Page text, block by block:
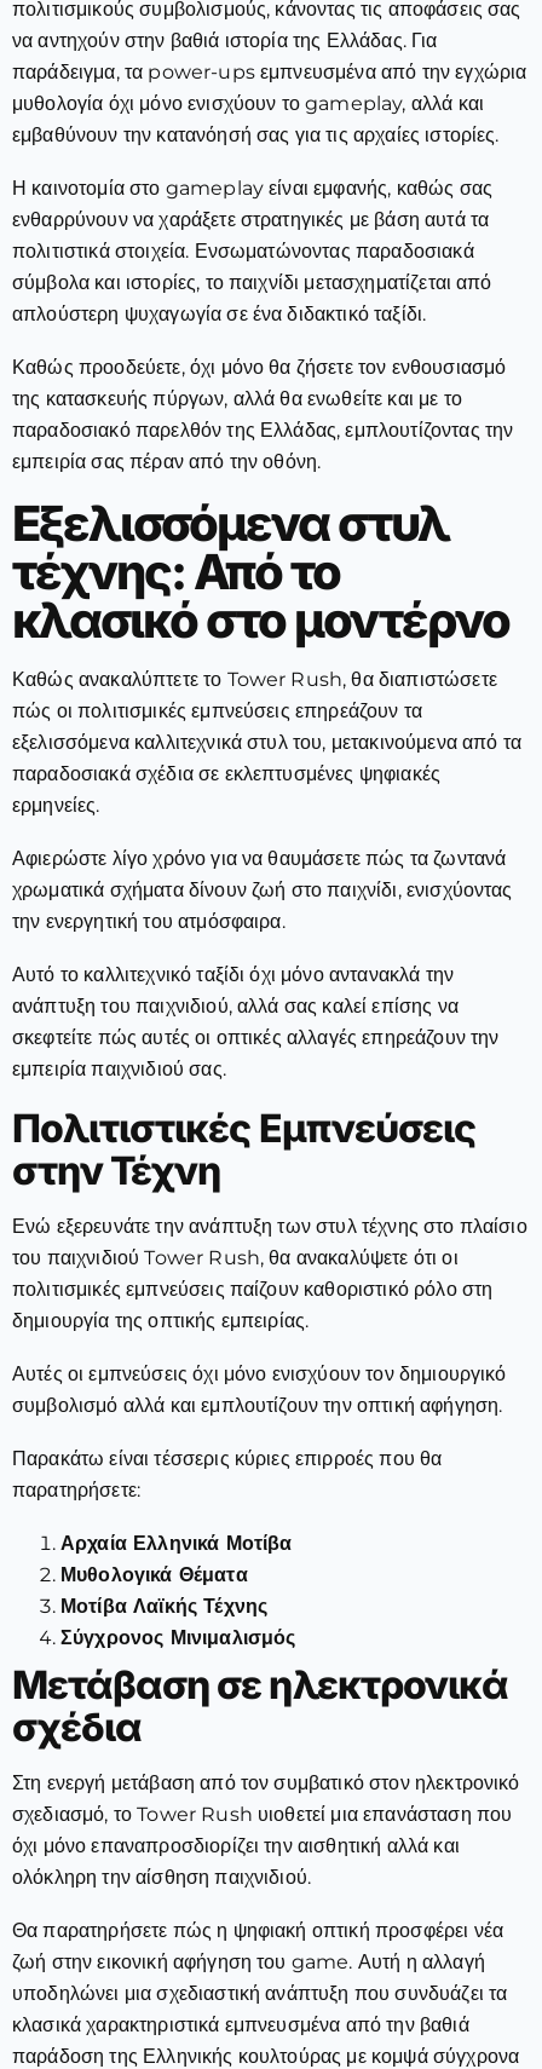
πολιτισμικούς συμβολισμούς, κάνοντας τις αποφάσεις σας
να αντηχούν στην βαθιά ιστορία της Ελλάδας. Για
παράδειγμα, τα power-ups εμπνευσμένα από την εγχώρια
μυθολογία όχι μόνο ενισχύουν το gameplay, αλλά και
εμβαθύνουν την κατανόησή σας για τις αρχαίες ιστορίες.
Η καινοτομία στο gameplay είναι εμφανής, καθώς σας
ενθαρρύνουν να χαράξετε στρατηγικές με βάση αυτά τα
πολιτιστικά στοιχεία. Ενσωματώνοντας παραδοσιακά
σύμβολα και ιστορίες, το παιχνίδι μετασχηματίζεται από
απλούστερη ψυχαγωγία σε ένα διδακτικό ταξίδι.
Καθώς προοδεύετε, όχι μόνο θα ζήσετε τον ενθουσιασμό
της κατασκευής πύργων, αλλά θα ενωθείτε και με το
παραδοσιακό παρελθόν της Ελλάδας, εμπλουτίζοντας την
εμπειρία σας πέραν από την οθόνη.
Εξελισσόμενα στυλ
τέχνης: Από το
κλασικό στο μοντέρνο
Καθώς ανακαλύπτετε το Tower Rush, θα διαπιστώσετε
πώς οι πολιτισμικές εμπνεύσεις επηρεάζουν τα
εξελισσόμενα καλλιτεχνικά στυλ του, μετακινούμενα από τα
παραδοσιακά σχέδια σε εκλεπτυσμένες ψηφιακές
ερμηνείες.
Αφιερώστε λίγο χρόνο για να θαυμάσετε πώς τα ζωντανά
χρωματικά σχήματα δίνουν ζωή στο παιχνίδι, ενισχύοντας
την ενεργητική του ατμόσφαιρα.
Αυτό το καλλιτεχνικό ταξίδι όχι μόνο αντανακλά την
ανάπτυξη του παιχνιδιού, αλλά σας καλεί επίσης να
σκεφτείτε πώς αυτές οι οπτικές αλλαγές επηρεάζουν την
εμπειρία παιχνιδιού σας.
Πολιτιστικές Εμπνεύσεις
στην Τέχνη
Ενώ εξερευνάτε την ανάπτυξη των στυλ τέχνης στο πλαίσιο
του παιχνιδιού Tower Rush, θα ανακαλύψετε ότι οι
πολιτισμικές εμπνεύσεις παίζουν καθοριστικό ρόλο στη
δημιουργία της οπτικής εμπειρίας.
Αυτές οι εμπνεύσεις όχι μόνο ενισχύουν τον δημιουργικό
συμβολισμό αλλά και εμπλουτίζουν την οπτική αφήγηση.
Παρακάτω είναι τέσσερις κύριες επιρροές που θα
παρατηρήσετε:
Αρχαία Ελληνικά Μοτίβα
Μυθολογικά Θέματα
Μοτίβα Λαϊκής Τέχνης
Σύγχρονος Μινιμαλισμός
Μετάβαση σε ηλεκτρονικά
σχέδια
Στη ενεργή μετάβαση από τον συμβατικό στον ηλεκτρονικό
σχεδιασμό, το Tower Rush υιοθετεί μια επανάσταση που
όχι μόνο επαναπροσδιορίζει την αισθητική αλλά και
ολόκληρη την αίσθηση παιχνιδιού.
Θα παρατηρήσετε πώς η ψηφιακή οπτική προσφέρει νέα
ζωή στην εικονική αφήγηση του game. Αυτή η αλλαγή
υποδηλώνει μια σχεδιαστική ανάπτυξη που συνδυάζει τα
κλασικά χαρακτηριστικά εμπνευσμένα από την βαθιά
παράδοση της Ελληνικής κουλτούρας με κομψά σύγχρονα